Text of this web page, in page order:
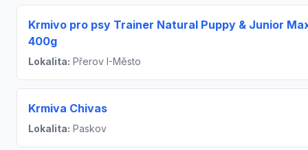
Krmivo pro psy Trainer Natural Puppy & Junior
400g
Lokalita: Přerov I-Město
Krmiva Chivas
Lokalita: Paskov